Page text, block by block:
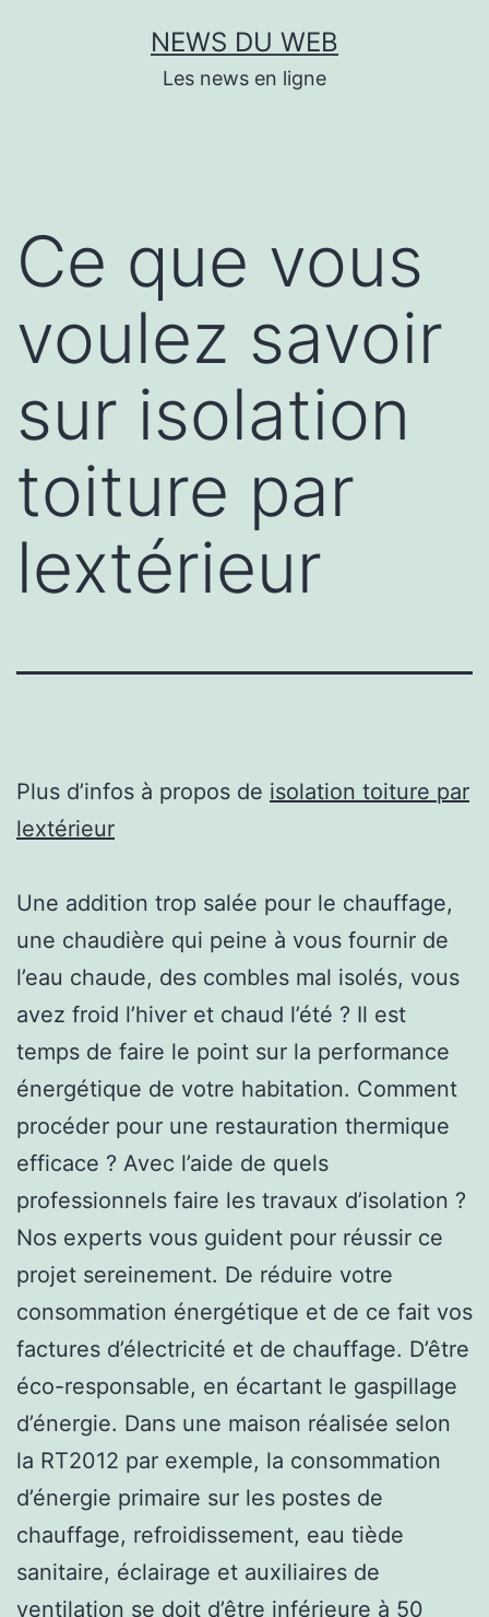
NEWS DU WEB
Les news en ligne
Ce que vous
voulez savoir
sur isolation
toiture par
lextérieur
Plus d’infos à propos de isolation toiture par
lextérieur
Une addition trop salée pour le chauffage,
une chaudière qui peine à vous fournir de
l’eau chaude, des combles mal isolés, vous
avez froid l’hiver et chaud l’été ? Il est
temps de faire le point sur la performance
énergétique de votre habitation. Comment
procéder pour une restauration thermique
efficace ? Avec l’aide de quels
professionnels faire les travaux d’isolation ?
Nos experts vous guident pour réussir ce
projet sereinement. De réduire votre
consommation énergétique et de ce fait vos
factures d’électricité et de chauffage. D’être
éco-responsable, en écartant le gaspillage
d’énergie. Dans une maison réalisée selon
la RT2012 par exemple, la consommation
d’énergie primaire sur les postes de
chauffage, refroidissement, eau tiède
sanitaire, éclairage et auxiliaires de
ventilation se doit d’être inférieure à 50